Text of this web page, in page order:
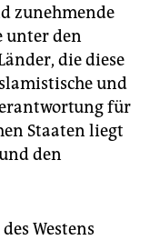
zunehmende
unter den
die diese
und
für
Staaten liegt
den
Westens